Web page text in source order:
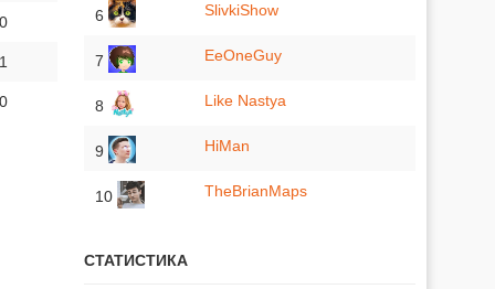
6 SlivkiShow
7 EeOneGuy
8 Like Nastya
9 HiMan
10 TheBrianMaps
СТАТИСТИКА